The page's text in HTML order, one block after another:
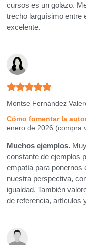
cursos es un golazo.
trecho larguísimo entre
excelente.
Montse Fernández
Cómo fomentar la
enero de 2026 (compra
Muchos ejemplos.
constante de ejemplos
empatía para ponernos
nuestra perspectiva,
igualdad. También
de referencia, artículos